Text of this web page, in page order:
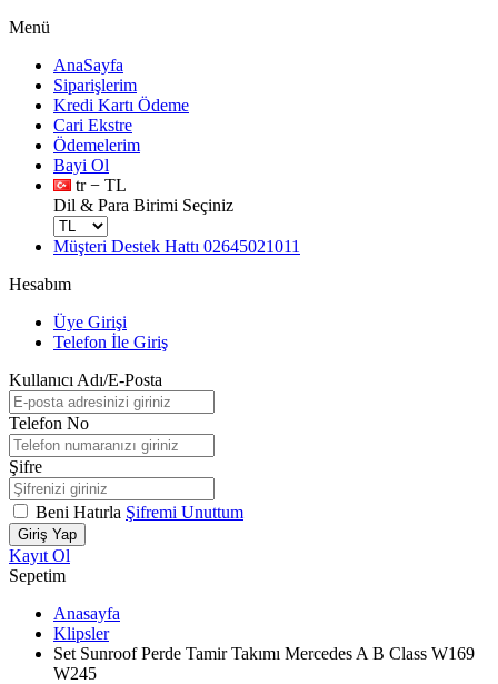
Menü
AnaSayfa
Siparişlerim
Kredi Kartı Ödeme
Cari Ekstre
Ödemelerim
Bayi Ol
tr − TL
Dil & Para Birimi Seçiniz
Müşteri Destek Hattı 02645021011
Hesabım
Üye Girişi
Telefon İle Giriş
Kullanıcı Adı/E-Posta
Telefon No
Şifre
Beni Hatırla Şifremi Unuttum
Giriş Yap
Kayıt Ol
Sepetim
Anasayfa
Klipsler
Set Sunroof Perde Tamir Takımı Mercedes A B Class W169
W245